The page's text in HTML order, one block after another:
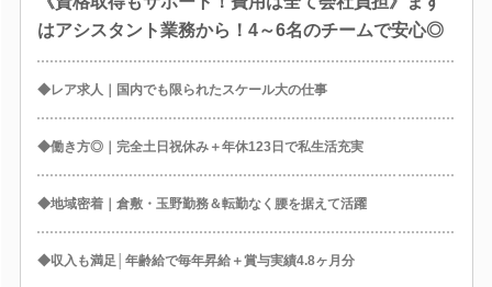
はアシスタント業務から！4～6名のチームで安心◎
◆レア求人｜国内でも限られたスケール大の仕事
◆働き方◎｜完全土日祝休み＋年休123日で私生活充実
◆地域密着｜倉敷・玉野勤務＆転勤なく腰を据えて活躍
◆収入も満足│年齢給で毎年昇給＋賞与実績4.8ヶ月分